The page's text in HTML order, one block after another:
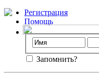
Регистрация
Помощь
Запомнить?